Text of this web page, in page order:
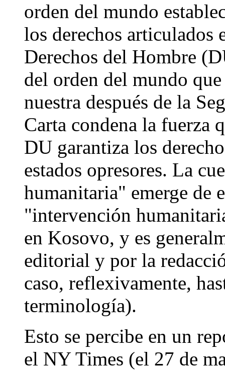
orden del mundo
los derechos articulados
Derechos del Hombre
del orden del mundo
nuestra después de la
Carta condena la fuerza
DU garantiza los
estados opresores. La
humanitaria" emerge de
"intervención
en Kosovo, y es
editorial y por la
caso, reflexivamente,
terminología).
Esto se percibe en un
el NY Times (el 27 de